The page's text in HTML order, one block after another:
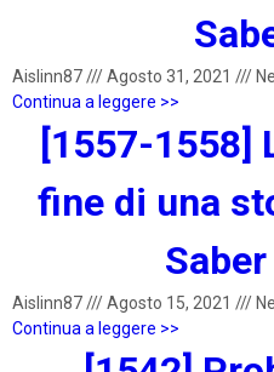
Aislinn87///Agosto 31, 2021 ///
Continua a leggere >>
[1557-1558]
fine di una
Aislinn87///Agosto 15, 2021 ///
Continua a leggere >>